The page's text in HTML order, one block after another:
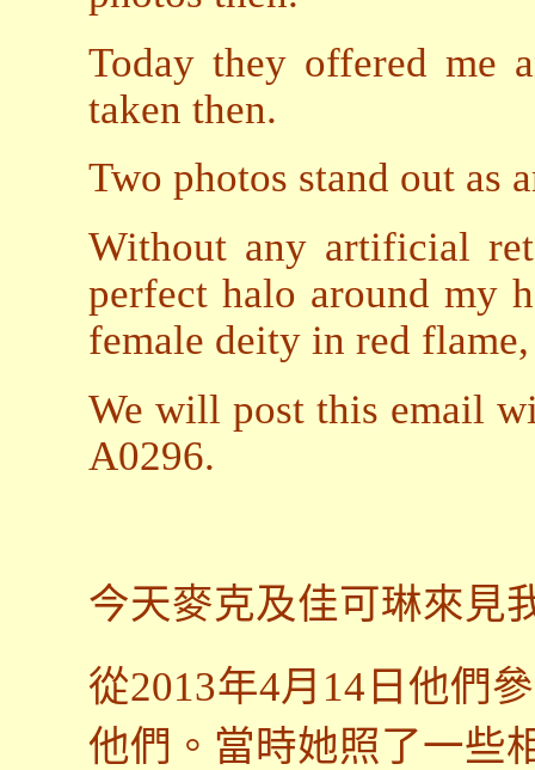
Today they offered me
taken then.
Two photos stand out as
Without any artificial
perfect halo around my
female deity in red
We will post this email
A0296.
今天麥克及佳可琳來見
從2013年4月 14 日他們
他們。 當時她照了一些